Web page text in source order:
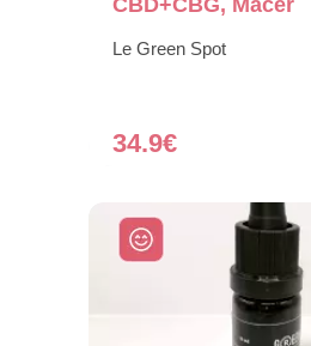
CBD+CBG, Macér
Le Green Spot
34.9€